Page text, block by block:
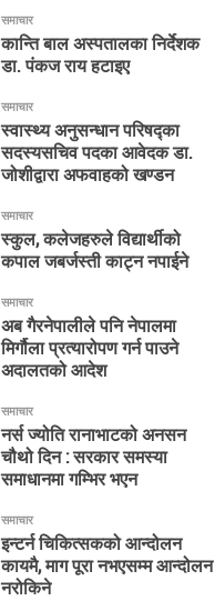
समाचार
कान्ति बाल अस्पतालका निर्देशक
डा. पंकज राय हटाइए
समाचार
स्वास्थ्य अनुसन्धान परिषद्का
सदस्यसचिव पदका आवेदक डा.
जोशीद्वारा अफवाहको खण्डन
समाचार
स्कुल, कलेजहरुले विद्यार्थीको
कपाल जबर्जस्ती काट्न नपाईने
समाचार
अब गैरनेपालीले पनि नेपालमा
मिर्गौला प्रत्यारोपण गर्न पाउने
अदालतको आदेश
समाचार
नर्स ज्योति रानाभाटको अनसन
चौथो दिन : सरकार समस्या
समाधानमा गम्भिर भएन
समाचार
इन्टर्न चिकित्सकको आन्दोलन
कायमै, माग पूरा नभएसम्म आन्दोलन
नरोकिने